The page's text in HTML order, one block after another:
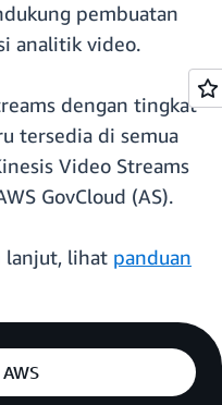
pembuatan
analitik video.
dengan tingkat
tersedia di semua
Video Streams
GovCloud (AS).
lanjut, lihat panduan